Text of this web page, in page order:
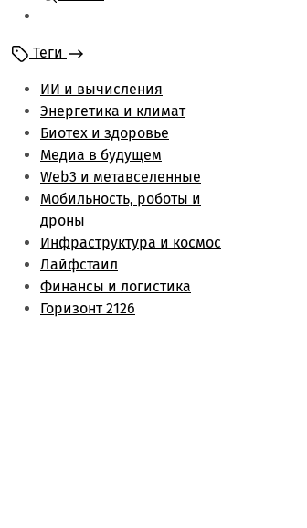
Энергетика и климат
Лайфстаил
Биотех и здоровье
Финансы и логистика
Метаверс и web3
Инфраструктура и
космос
Будущее медиа
Обзоры
Теги
ИИ и вычисления
Энергетика и климат
Биотех и здоровье
Медиа в будущем
Web3 и метавселенные
Мобильность, роботы и
дроны
Инфраструктура и космос
Лайфстаил
Финансы и логистика
Горизонт 2126